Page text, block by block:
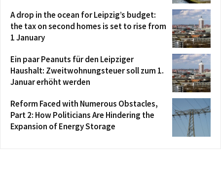
A drop in the ocean for Leipzig’s budget:
the tax on second homes is set to rise from
1 January
Ein paar Peanuts für den Leipziger
Haushalt: Zweitwohnungsteuer soll zum 1.
Januar erhöht werden
Reform Faced with Numerous Obstacles,
Part 2: How Politicians Are Hindering the
Expansion of Energy Storage